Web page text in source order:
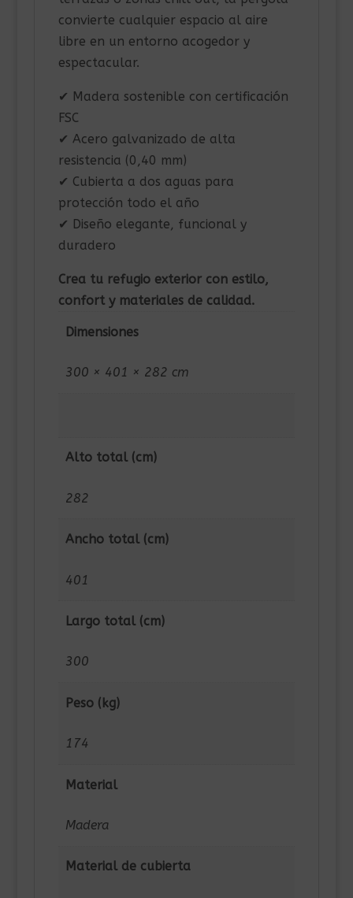
convierte cualquier espacio al aire
libre en un entorno acogedor y
espectacular.
✔ Madera sostenible con certificación
FSC
✔ Acero galvanizado de alta
resistencia (0,40 mm)
✔ Cubierta a dos aguas para
protección todo el año
✔ Diseño elegante, funcional y
duradero
Crea tu refugio exterior con estilo,
confort y materiales de calidad.
Dimensiones
300 × 401 × 282 cm
Alto total (cm)
282
Ancho total (cm)
401
Largo total (cm)
300
Peso (kg)
174
Material
Madera
Material de cubierta